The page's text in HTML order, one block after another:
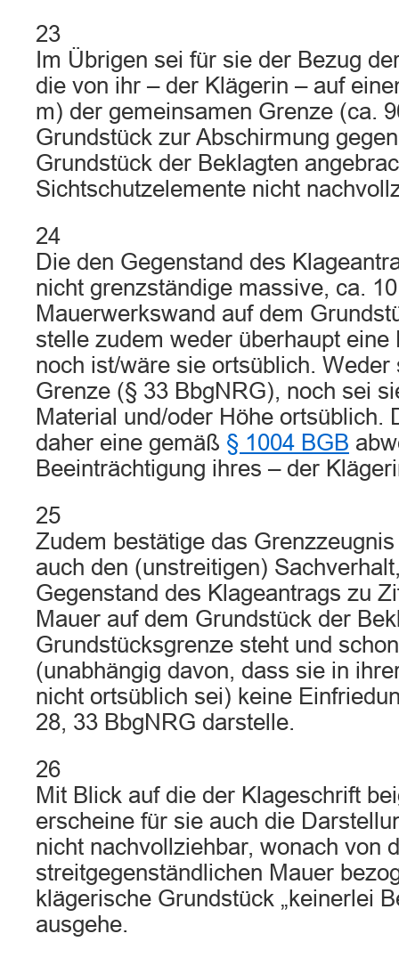
23
Im Übrigen sei für sie der Bezug
die von ihr – der Klägerin – auf
m) der gemeinsamen Grenze (ca.
Grundstück zur Abschirmung
Grundstück der Beklagten
Sichtschutzelemente nicht
24
Die den Gegenstand des
nicht grenzständige massive, ca.
Mauerwerkswand auf dem
stelle zudem weder überhaupt eine
noch ist/wäre sie ortsüblich. Weder
Grenze (§ 33 BbgNRG), noch sei
Material und/oder Höhe ortsüblich.
daher eine gemäß § 1004 BGB
Beeinträchtigung ihres – der
25
Zudem bestätige das
auch den (unstreitigen)
Gegenstand des Klageantrags zu
Mauer auf dem Grundstück der
Grundstücksgrenze steht und
(unabhängig davon, dass sie in
nicht ortsüblich sei) keine
28, 33 BbgNRG darstelle.
26
Mit Blick auf die der Klageschrift
erscheine für sie auch die
nicht nachvollziehbar, wonach von
streitgegenständlichen Mauer
klägerische Grundstück „keinerlei
ausgehe.